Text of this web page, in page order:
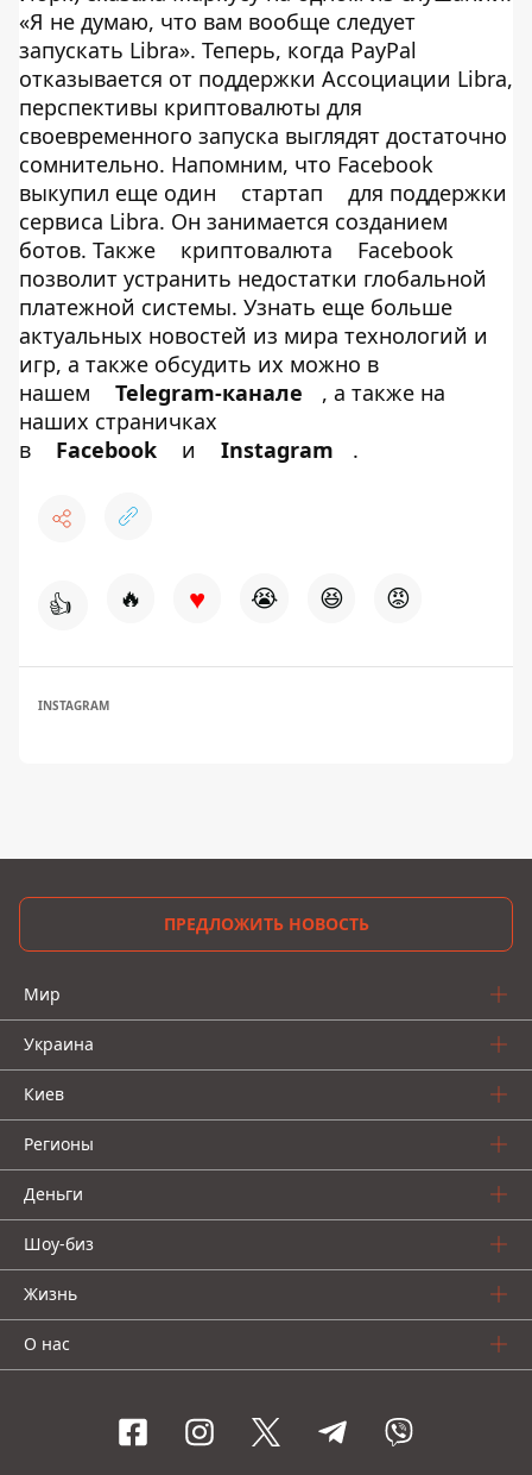
«Я не думаю, что вам вообще следует
запускать Libra». Теперь, когда PayPal
отказывается от поддержки Ассоциации Libra,
перспективы криптовалюты для
своевременного запуска выглядят достаточно
сомнительно. Напомним, что Facebook
выкупил еще один
стартап
для поддержки
сервиса Libra. Он занимается созданием
ботов. Также
криптовалюта
Facebook
позволит устранить недостатки глобальной
платежной системы. Узнать еще больше
актуальных новостей из мира технологий и
игр, а также обсудить их можно в
нашем
Telegram-канале
, а также на
наших страничках
в
Facebook и Instagram .
👍 🔥 ♥ 😭 😆 😡
INSTAGRAM
ПРЕДЛОЖИТЬ НОВОСТЬ
Мир
Украина
Киев
Регионы
Деньги
Шоу-биз
Жизнь
О нас